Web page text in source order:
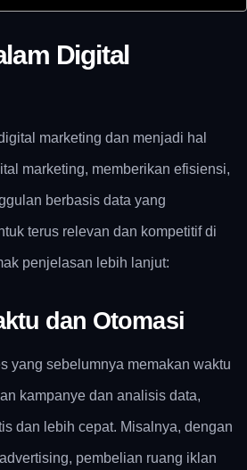
Digital
marketing dan menjadi hal
marketing, memberikan efisiensi,
berbasis data yang
terus relevan dan kompetitif di
penjelasan lebih lanjut:
dan Otomasi
yang sebelumnya memakan waktu
kampanye dan analisis data,
dan lebih cepat. Misalnya, dengan
pembelian ruang iklan